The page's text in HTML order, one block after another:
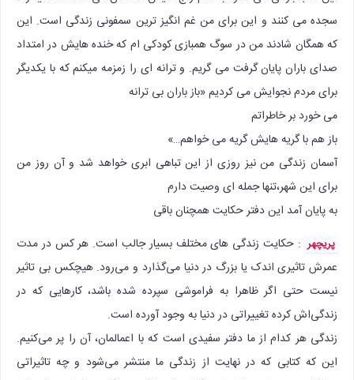
سجده می کنند و این برای من غم انگیز ترین سمفونی زندگی است. این
که همگان شادند من در سوگ همبازی کودکی ام که خنده هایش در امتداد
صدای باران پایان گرفت می گریم. و ترانه ای را زمزمه میکنم که با یکدیگر
برای مردم نجوایش می کردیم «باز باران بی ترانه
می خورد بر خاطراتم
باز هم با گریه هایش گریه می خواهم…»
آسمان زندگی من نیز روزی از این تباهی ابری خواهد شد و آن روز من
برای این شهر،تنها جمله ای وصیت دارم
به پایان آمد این دفتر حکایت همچنان باقی
پریچهر : حکایت زندگی های مختلف بسیار جالب است. هر کس در مدت
عمرش تاثیری اندک یا بزرگ در دنیا می‌گذارد و می‌رود. هیچکس بی تاثیر
نیست حتی اگر ظاهرا به فراموشی سپرده شده باشد، کارهایی که در
زندگی‌اش کرده تغییراتی در دنیا به وجود آورده است.
زندگی هر کدام از ما دفتر سفیدی است که با اعمالمان، آن را پر می‌کنیم.
این که کتابی که در نهایت از زندگی ما منتشر می‌شود و چه تاثیراتی